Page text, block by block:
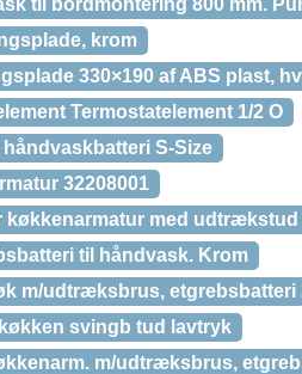
til bordmontering 800 mm.
krom
330×190 af ABS plast,
Termostatelement 1/2 O
S-Size
32208001
køkkenarmatur med
til håndvask. Krom
m/udtræksbrus, etgrebsbatteri
svingb tud lavtryk
m/udtræksbrus,